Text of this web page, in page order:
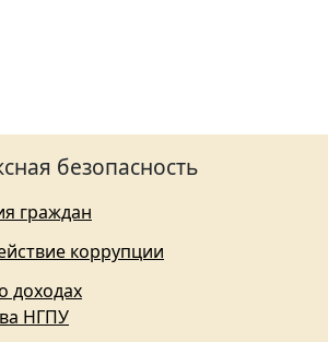
безопасность
граждан
коррупции
доходах
НГПУ